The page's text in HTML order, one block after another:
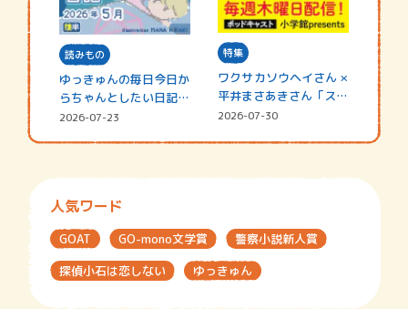
読みもの
ゆっきゅんの毎日今日か
らちゃんとしたい日記
☆202…
2026-07-23
特集
ワクサカソウヘイさん ×
平井まさあきさん「スペ
シャ…
2026-07-30
人気ワード
GOAT GO-mono文学賞
警察小説新人賞
探偵小石は恋しない
ゆっきゅん